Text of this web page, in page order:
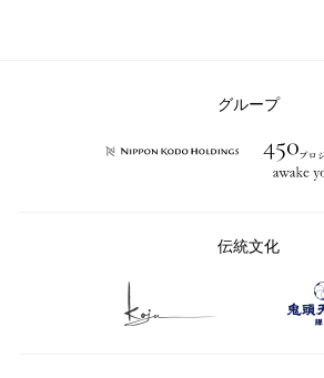
グループ
伝統文化